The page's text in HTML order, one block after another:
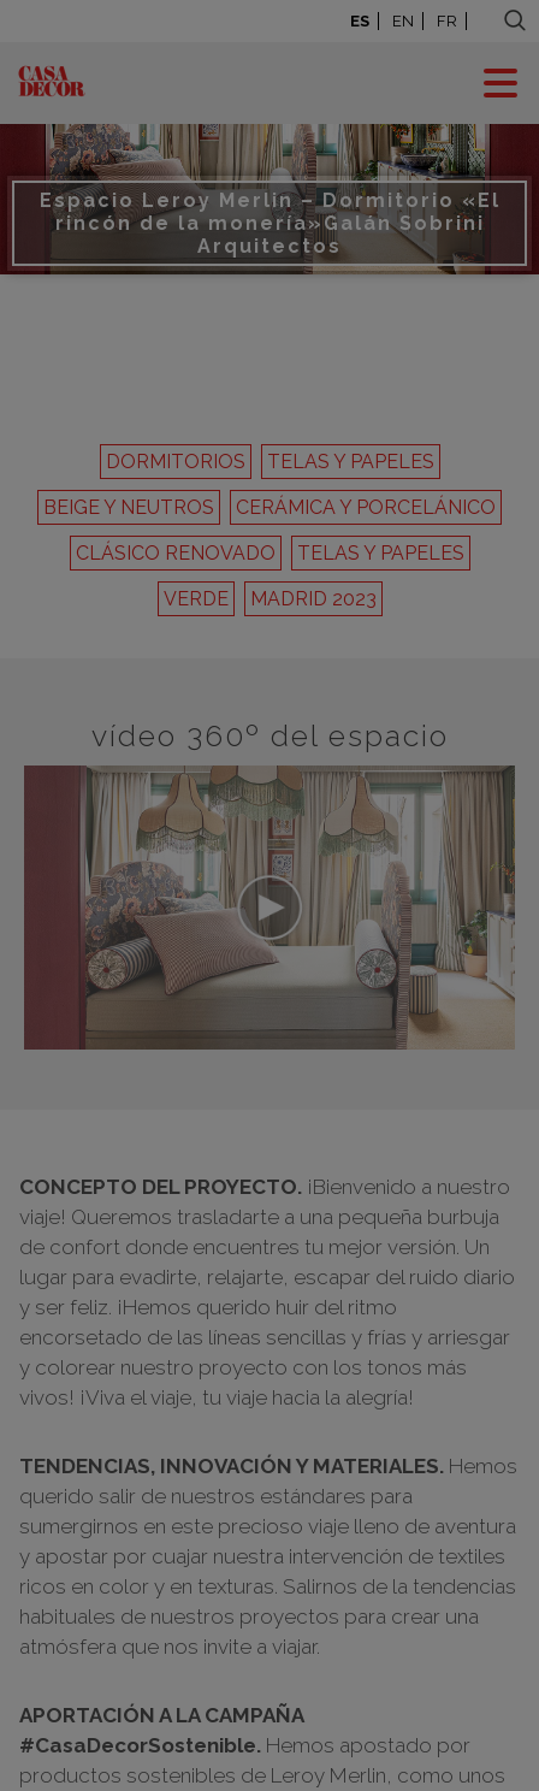
ES EN FR
Espacio Leroy Merlin – Dormitorio «El
rincón de la monería» Galán Sobrini
Arquitectos
DORMITORIOS
TELAS Y PAPELES
BEIGE Y NEUTROS
CERÁMICA Y PORCELÁNICO
CLÁSICO RENOVADO
TELAS Y PAPELES
VERDE
MADRID 2023
vídeo 360º del espacio
CONCEPTO DEL PROYECTO. ¡Bienvenido a nuestro
viaje! Queremos trasladarte a una pequeña burbuja
de confort donde encuentres tu mejor versión. Un
lugar para evadirte, relajarte, escapar del ruido diario
y ser feliz. ¡Hemos querido huir del ritmo
encorsetado de las líneas sencillas y frías y arriesgar
y colorear nuestro proyecto con los tonos más
vivos! ¡Viva el viaje, tu viaje hacia la alegría!
TENDENCIAS, INNOVACIÓN Y MATERIALES. Hemos
querido salir de nuestros estándares para
sumergirnos en este precioso viaje lleno de aventura
y apostar por cuajar nuestra intervención de textiles
ricos en color y en texturas. Salirnos de la tendencias
habituales de nuestros proyectos para crear una
atmósfera que nos invite a viajar.
APORTACIÓN A LA CAMPAÑA
#CasaDecorSostenible. Hemos apostado por
productos sostenibles de Leroy Merlin, como unos